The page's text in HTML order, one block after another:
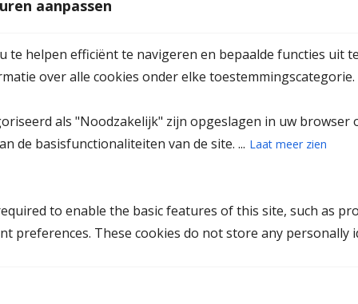
aanpassen
te helpen efficiënt te navigeren en bepaalde functies uit
over alle cookies onder elke toestemmingscategorie.
als "Noodzakelijk" zijn opgeslagen in uw browser
de basisfunctionaliteiten van de site. ... Laat meer zien
to enable the basic features of this site, such as
preferences. These cookies do not store any personally
hoe weet je zeker dat je de juiste persoon kiest?
Gelukkig is er een manier om de beste mediator te
Deze titel is beschermd en kan alleen worden
zijn MfN-mediators onderworpen aan onafhankelijk
klacht- en tuchtrecht en moeten ze zich verplicht bij